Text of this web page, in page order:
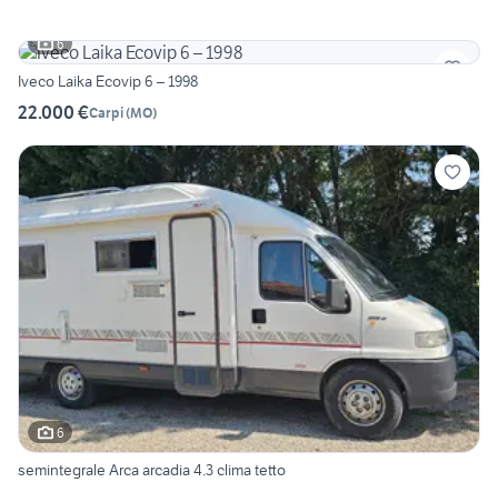
6
Iveco Laika Ecovip 6 – 1998
22.000 €Carpi(MO)
6
semintegrale Arca arcadia 4.3 clima tetto